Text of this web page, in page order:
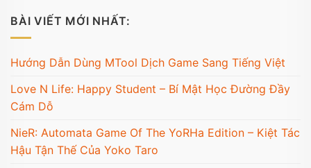
BÀI VIẾT MỚI NHẤT:
Hướng Dẫn Dùng MTool Dịch Game Sang Tiếng Việt
Love N Life: Happy Student – Bí Mật Học Đường Đầy
Cám Dỗ
NieR: Automata Game Of The YoRHa Edition – Kiệt Tác
Hậu Tận Thế Của Yoko Taro